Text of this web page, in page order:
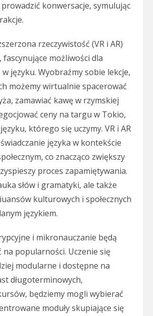
konwersacje, symulując
rzeczywistość (VR i AR)
możliwości dla
języku. Wyobraźmy sobie lekcje,
możemy wirtualnie spacerować
zamawiać kawę w rzymskiej
ceny na targu w Tokio,
którego się uczymy. VR i AR
języka w kontekście
co znacząco zwiększy
proces zapamiętywania.
słów i gramatyki, ale także
kulturowych i społecznych
językiem.
i mikronauczanie będą
na popularności. Uczenie się
modularne i dostępne na
długoterminowych,
będziemy mogli wybierać
moduły skupiające się